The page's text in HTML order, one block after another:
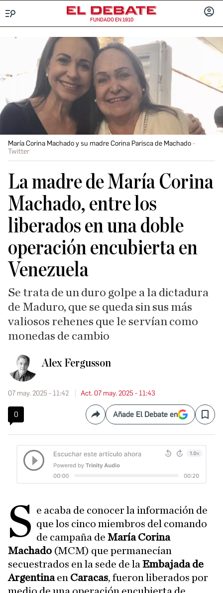
FUNDADO EN 1910
María Corina Machado y su madre Corina Parisca de Machado
Twitter
La madre de María Corina
Machado, entre los
liberados en una doble
operación encubierta en
Venezuela
Se trata de un duro golpe a la dictadura
de Maduro, que se queda sin sus más
valiosos rehenes que le servían como
monedas de cambio
Alex Fergusson
07 may. 2025 - 11:42 Act. 07 may. 2025 - 11:43
0 CompartirAñade El Debate en Save
S e acaba de conocer la información de
que los cinco miembros del comando
de campaña deMaría Corina
Machado (MCM) que permanecían
secuestrados en la sede de la Embajada de
Argentinaen Caracas, fueron liberados por